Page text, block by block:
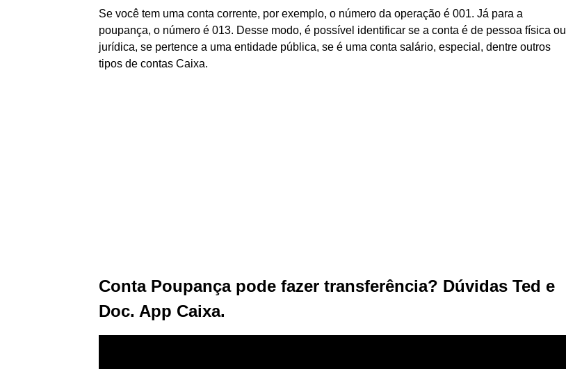
Se você tem uma conta corrente, por exemplo, o número da operação é 001. Já para a
poupança, o número é 013. Desse modo, é possível identificar se a conta é de pessoa física ou
jurídica, se pertence a uma entidade pública, se é uma conta salário, especial, dentre outros
tipos de contas Caixa.
Conta Poupança pode fazer transferência? Dúvidas Ted e
Doc. App Caixa.